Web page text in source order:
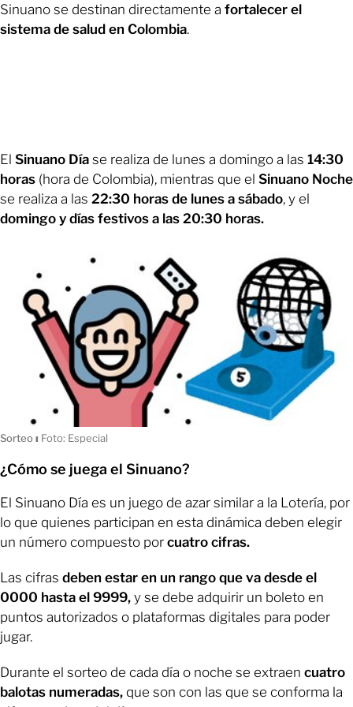
Sinuano se destinan directamente a fortalecer el
sistema de salud en Colombia.
El Sinuano Día se realiza de lunes a domingo a las 14:30
horas (hora de Colombia), mientras que el Sinuano Noche
se realiza a las 22:30 horas de lunes a sábado, y el
domingo y días festivos a las 20:30 horas.
Sorteoı Foto: Especial
¿Cómo se juega el Sinuano?
El Sinuano Día es un juego de azar similar a la Lotería, por
lo que quienes participan en esta dinámica deben elegir
un número compuesto por cuatro cifras.
Las cifras deben estar en un rango que va desde el
0000 hasta el 9999, y se debe adquirir un boleto en
puntos autorizados o plataformas digitales para poder
jugar.
Durante el sorteo de cada día o noche se extraen cuatro
balotas numeradas, que son con las que se conforma la